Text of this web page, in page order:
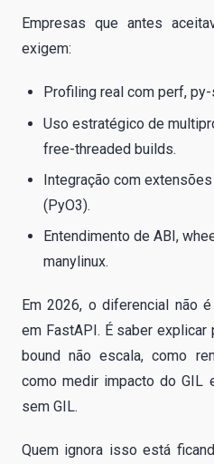
Empresas que antes
exigem:
Profiling real com perf,
Uso estratégico de
free-threaded builds.
Integração com
(PyO3).
Entendimento de ABI,
manylinux.
Em 2026, o diferencial não
em FastAPI. É saber explicar
bound não escala, como
como medir impacto do GIL
sem GIL.
Quem ignora isso está